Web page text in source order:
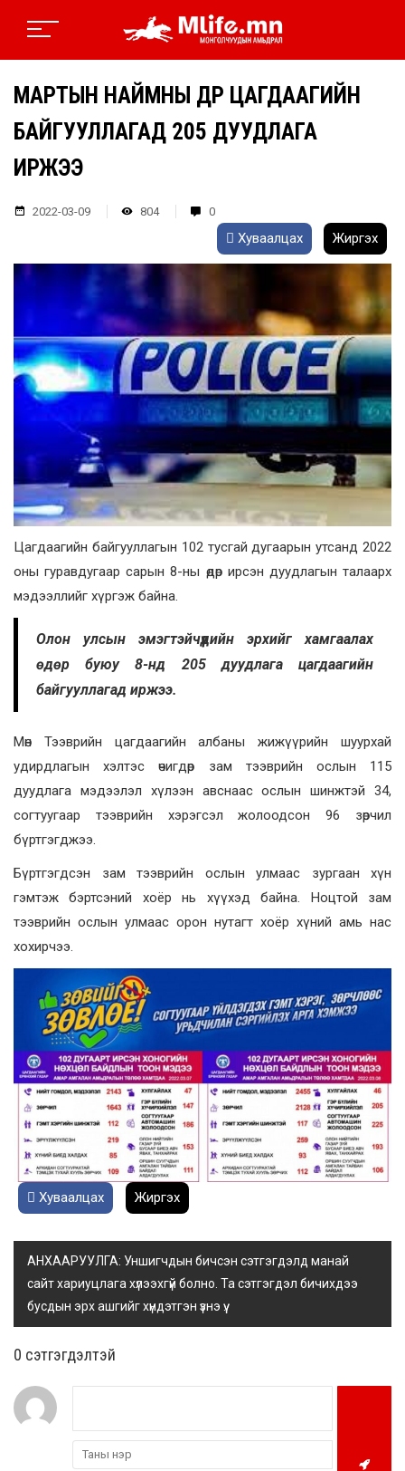
МАРТЫН НАЙМНЫ ӨДӨР ЦАГДААГИЙН
БАЙГУУЛЛАГАД 205 ДУУДЛАГА
ИРЖЭЭ
2022-03-09 804 0
Хуваалцах Жиргэх
Цагдаагийн байгууллагын 102 тусгай дугаарын утсанд 2022
оны гуравдугаар сарын 8-ны өдөр ирсэн дуудлагын талаарх
мэдээллийг хүргэж байна.
Олон улсын эмэгтэйчүүдийн эрхийг хамгаалах
өдөр буюу 8-нд 205 дуудлага цагдаагийн
байгууллагад иржээ.
Мөн Тээврийн цагдаагийн албаны жижүүрийн шуурхай
удирдлагын хэлтэс өчигдөр зам тээврийн ослын 115
дуудлага мэдээлэл хүлээн авснаас ослын шинжтэй 34,
согтуугаар тээврийн хэрэгсэл жолоодсон 96 зөрчил
бүртгэгджээ.
Бүртгэгдсэн зам тээврийн ослын улмаас зургаан хүн
гэмтэж бэртсэний хоёр нь хүүхэд байна. Ноцтой зам
тээврийн ослын улмаас орон нутагт хоёр хүний амь нас
хохирчээ.
Хуваалцах Жиргэх
АНХААРУУЛГА: Уншигчдын бичсэн сэтгэгдэлд манай
сайт хариуцлага хүлээхгүй болно. Та сэтгэгдэл бичихдээ
бусдын эрх ашгийг хүндэтгэн үзнэ үү.
0 cэтгэгдэлтэй